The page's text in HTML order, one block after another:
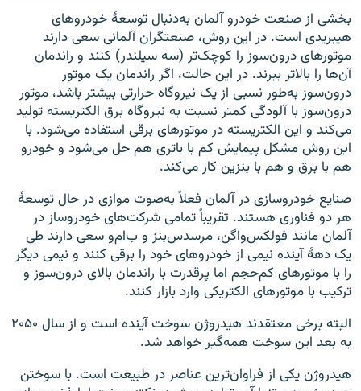
بخشی از صنعت خودرو آلمان به‌دنبال توسعهٔ خودروهای
هیبریدی است. در این روش، صنعتگران آلمانی سعی دارند
موتورهای درون‌سوز را کوچک‌تر (سه سیلندر) کنند و راندمان
آن‌ها را بالاتر ببرند. در این حالت، اگر راندمان یک موتور
درون‌سوز به‌طور نسبی از یک نیروگاه حرارتی بیشتر باشد، موتور
درون‌سوز با آلودگی کمتر نسبت به نیروگاه برق الکتریسته تولید
می‌کند و این الکتریسته در موتورهای برقی استفاده می‌شود. با
این روش مشکل پیمایش کم با باتری هم حل می‌شود و خودرو
هم با برق و هم با بنزین کار می‌کند.
صنایع خودروسازی در آلمان فعلاً به‌صوت موازی در حال توسعهٔ
هر دو فناوری هستند. تقریباً تمامی شرکت‌های خودروساز در
آلمان مانند فولکس‌واگن، مرسدس‌بنز و ب‌ام‌و سعی دارند طی
یک دههٔ آینده نیمی از خودروهای خود را برقی کنند و نیمی دیگر
را با موتورهای کم‌حجم اما پرقدرت با راندمان بالای درون‌سوز و
ترکیب با موتورهای الکتریکی وارد بازار کنند.
البته برخی معتقدند هیدروژن سوخت آینده است و از سال ۲۰۵۰
به بعد این سوخت همه‌گیر خواهد شد.
هیدروژن یکی از فراوان‌ترین عناصر در طبیعت است. با سوختن